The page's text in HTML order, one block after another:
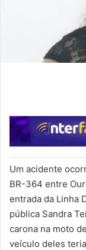
Um acidente
BR-364 entre
entrada da Linha
pública Sandra
carona na moto
veículo deles